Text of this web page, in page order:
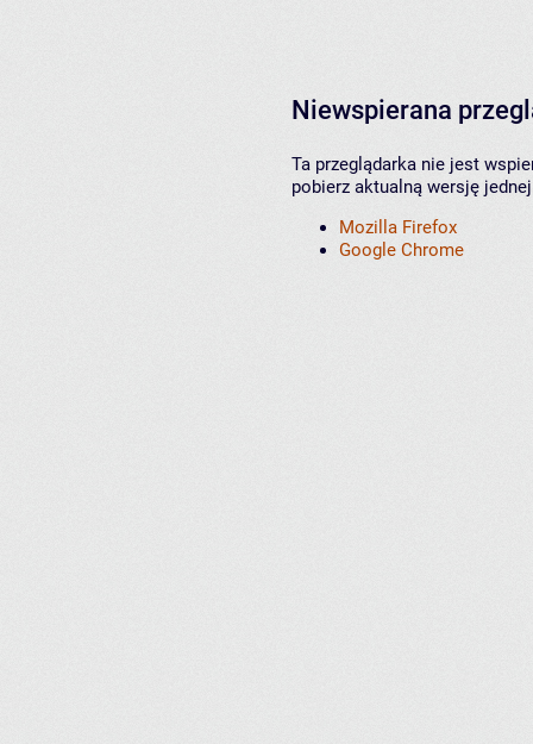
Niewspierana
Ta przeglądarka nie jest
pobierz aktualną wersję
Mozilla Firefox
Google Chrome